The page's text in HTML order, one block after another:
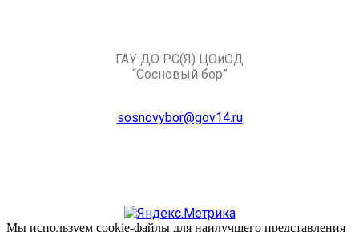
ГАУ ДО РС(Я) ЦОиОД
“Сосновый бор”
sosnovybor@gov14.ru
Мы используем cookie-файлы для наилучшего представления